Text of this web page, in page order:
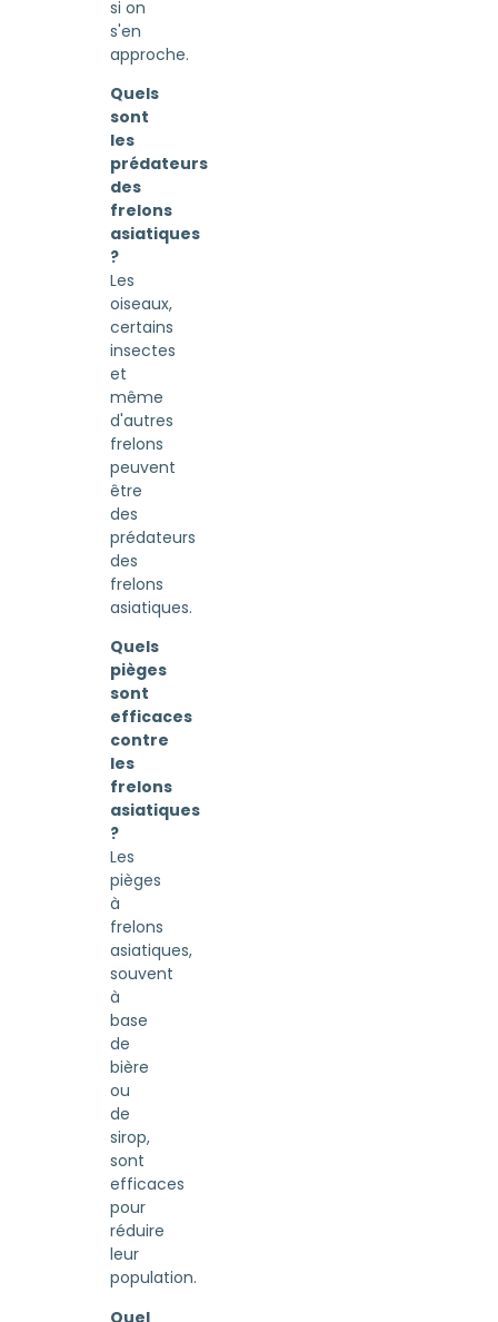
si on
s'en
approche.
Quels
sont
les
prédateurs
des
frelons
asiatiques
?
Les
oiseaux,
certains
insectes
et
même
d'autres
frelons
peuvent
être
des
prédateurs
des
frelons
asiatiques.
Quels
pièges
sont
efficaces
contre
les
frelons
asiatiques
?
Les
pièges
à
frelons
asiatiques,
souvent
à
base
de
bière
ou
de
sirop,
sont
efficaces
pour
réduire
leur
population.
Quel